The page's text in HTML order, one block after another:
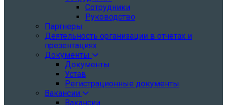
Сотрудники
Руководство
Партнеры
Деятельность организации в отчетах и
презентациях
Документы
Документы
Устав
Регистрационные документы
Вакансии
Вакансии